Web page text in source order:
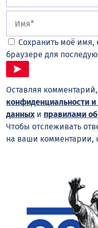
Сохранить моё имя,
браузере для
Оставляя
конфиденциальности
данныхи правилами
Чтобы отслеживать
на ваши комментарии,